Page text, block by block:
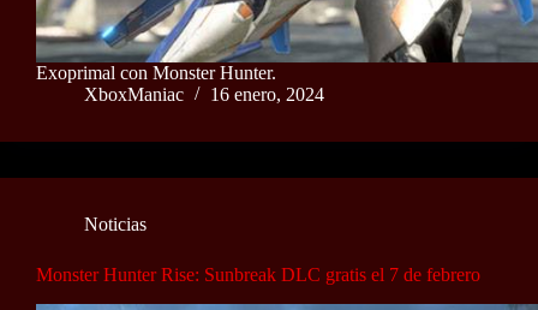
Exoprimal con Monster Hunter.
XboxManiac
16 enero, 2024
Noticias
Monster Hunter Rise: Sunbreak DLC gratis el 7 de febrero